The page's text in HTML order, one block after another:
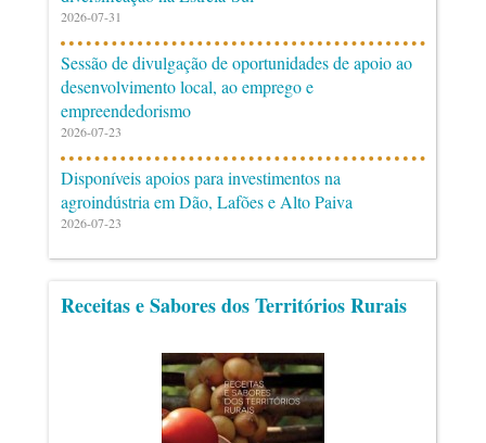
2026-07-31
Sessão de divulgação de oportunidades de apoio ao
desenvolvimento local, ao emprego e
empreendedorismo
2026-07-23
Disponíveis apoios para investimentos na
agroindústria em Dão, Lafões e Alto Paiva
2026-07-23
Receitas e Sabores dos Territórios Rurais